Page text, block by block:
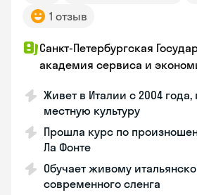
1 отзыв
Санкт-Петербургская
академия сервиса и
Живет в Италии с 2004
местную культуру
Прошла курс по
Ла Фонте
Обучает живому
современного сленга